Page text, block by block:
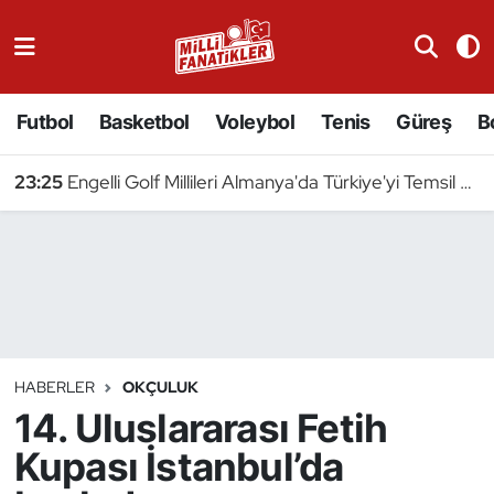
Futbol Basketbol Voleybol Tenis Güreş
23:25 Engelli Golf Millileri Almanya'da Türkiye'yi Temsil Edecek
HABERLER OKÇULUK
14. Uluslararası Fetih
Kupası İstanbul’da
Badminton
Binicilik
Bisiklet